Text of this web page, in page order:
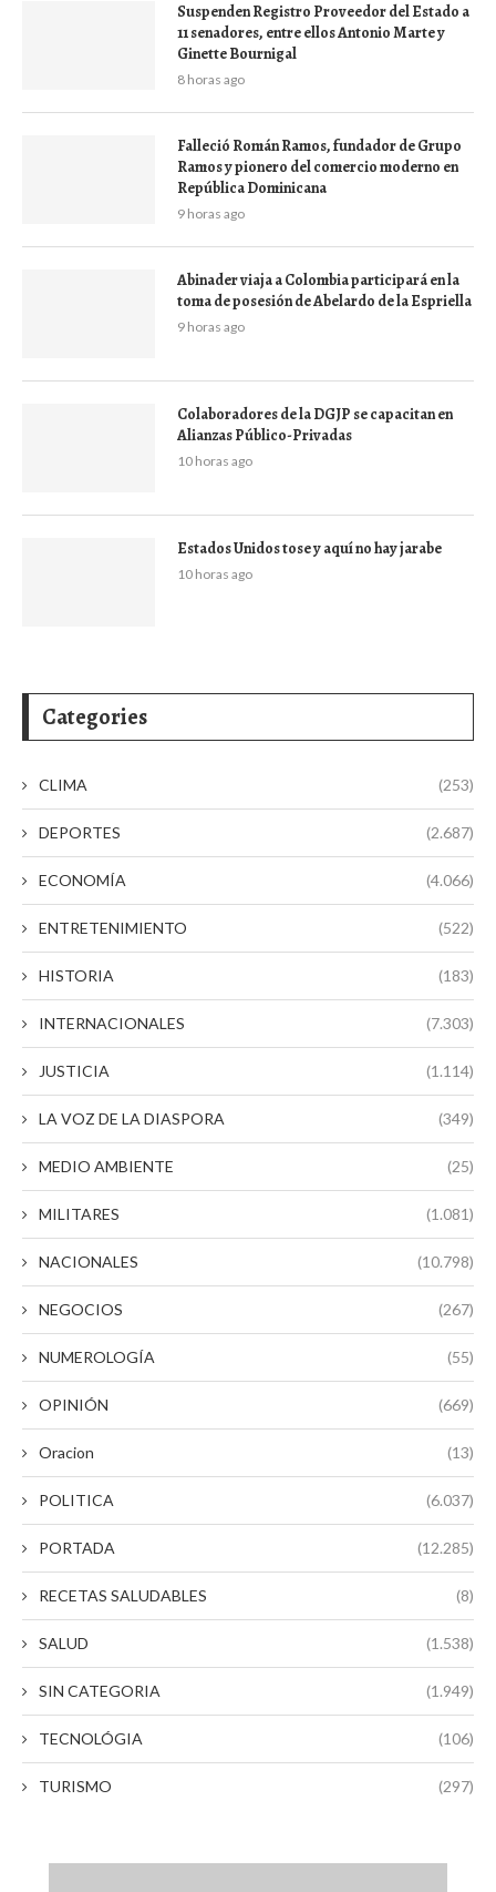
Suspenden Registro Proveedor del Estado a
11 senadores, entre ellos Antonio Marte y
Ginette Bournigal
8 horas ago
Falleció Román Ramos, fundador de Grupo
Ramos y pionero del comercio moderno en
República Dominicana
9 horas ago
Abinader viaja a Colombia participará en la
toma de posesión de Abelardo de la Espriella
9 horas ago
Colaboradores de la DGJP se capacitan en
Alianzas Público-Privadas
10 horas ago
Estados Unidos tose y aquí no hay jarabe
10 horas ago
Categories
CLIMA (253)
DEPORTES (2.687)
ECONOMÍA (4.066)
ENTRETENIMIENTO (522)
HISTORIA (183)
INTERNACIONALES (7.303)
JUSTICIA (1.114)
LA VOZ DE LA DIASPORA (349)
MEDIO AMBIENTE (25)
MILITARES (1.081)
NACIONALES (10.798)
NEGOCIOS (267)
NUMEROLOGÍA (55)
OPINIÓN (669)
Oracion (13)
POLITICA (6.037)
PORTADA (12.285)
RECETAS SALUDABLES (8)
SALUD (1.538)
SIN CATEGORIA (1.949)
TECNOLÓGIA (106)
TURISMO (297)